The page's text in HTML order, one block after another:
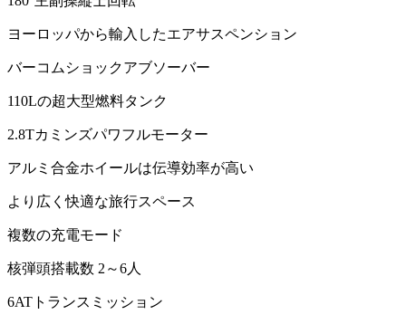
ヨーロッパから輸入したエアサスペンション
バーコムショックアブソーバー
110Lの超大型燃料タンク
2.8Tカミンズパワフルモーター
アルミ合金ホイールは伝導効率が高い
より広く快適な旅行スペース
複数の充電モード
核弾頭搭載数 2～6人
6ATトランスミッション